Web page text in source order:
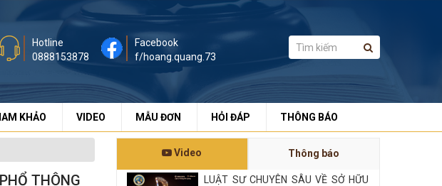
Hotline
0888153878
Facebook
f/hoang.quang.73
KHẢO VIDEO MẪU ĐƠN HỎI ĐÁP THÔNG BÁO
THÔNG
Video Thông báo
LUẬT SƯ CHUYÊN SÂU VỀ SỞ HỮU